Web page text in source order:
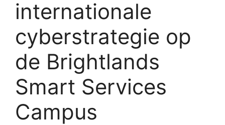
internationale
cyberstrategie op
de Brightlands
Smart Services
Campus